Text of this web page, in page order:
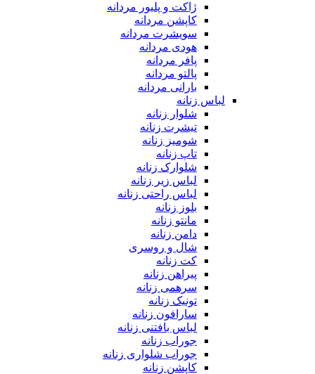
ژاکت و پلیور مردانه
کاپشن مردانه
سویشرت مردانه
هودی مردانه
پافر مردانه
پالتو مردانه
بارانی مردانه
لباس زنانه
شلوار زنانه
تیشرت زنانه
شومیز زنانه
تاپ زنانه
شلوارک زنانه
لباس زیر زنانه
لباس راحتی زنانه
بلوز زنانه
مانتو زنانه
دامن زنانه
شال و روسری
کت زنانه
پیراهن زنانه
سرهمی زنانه
تونیک زنانه
سارافون زنانه
لباس بافتنی زنانه
جوراب زنانه
جوراب شلواری زنانه
کاپشن زنانه